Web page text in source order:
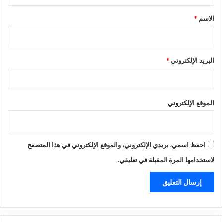
*
الاسم *
البريد الإلكتروني*
الموقع الإلكتروني
احفظ اسمي، بريدي الإلكتروني، والموقع الإلكتروني في هذا المتصفح
لاستخدامها المرة المقبلة في تعليقي.